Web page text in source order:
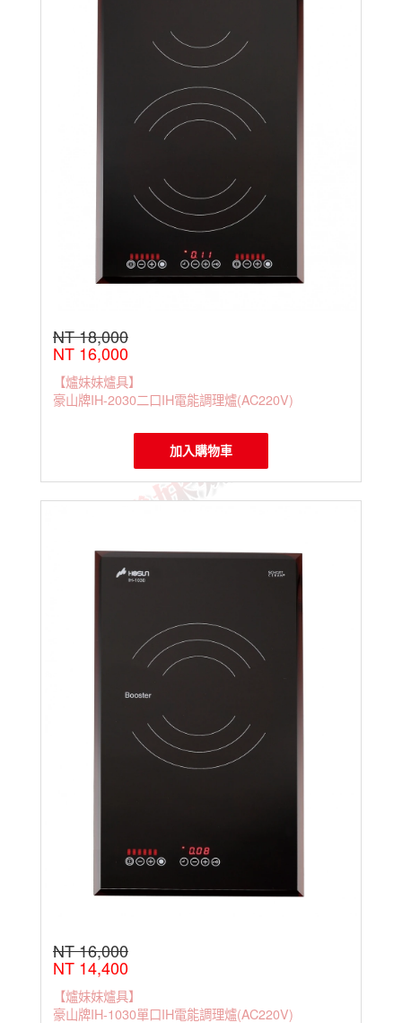
NT 18,000
NT 16,000
【爐妹妹爐具】
豪山牌IH-2030二口IH電能調理爐(AC220V)
加入購物車
NT 16,000
NT 14,400
【爐妹妹爐具】
豪山牌IH-1030單口IH電能調理爐(AC220V)